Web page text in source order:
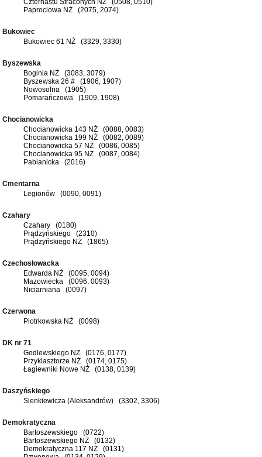
Paprociowa NŻ (2075, 2074)
Bukowiec
Bukowiec 61 NŻ (3329, 3330)
Byszewska
Boginia NŻ (3083, 3079)
Byszewska 26 # (1906, 1907)
Nowosolna (1905)
Pomarańczowa (1909, 1908)
Chocianowicka
Chocianowicka 143 NŻ (0088, 0083)
Chocianowicka 199 NŻ (0082, 0089)
Chocianowicka 57 NŻ (0086, 0085)
Chocianowicka 95 NŻ (0087, 0084)
Pabianicka (2016)
Cmentarna
Legionów (0090, 0091)
Czahary
Czahary (0180)
Prądzyńskiego (2310)
Prądzyńskiego NŻ (1865)
Czechosłowacka
Edwarda NŻ (0095, 0094)
Mazowiecka (0096, 0093)
Niciarniana (0097)
Czerwona
Piotrkowska NŻ (0098)
DK nr 71
Godlewskiego NŻ (0176, 0177)
Przyklasztorze NŻ (0174, 0175)
Łagiewniki Nowe NŻ (0138, 0139)
Daszyńskiego
Sienkiewicza (Aleksandrów) (3302, 3306)
Demokratyczna
Bartoszewskiego (0722)
Bartoszewskiego NŻ (0132)
Demokratyczna 117 NŻ (0131)